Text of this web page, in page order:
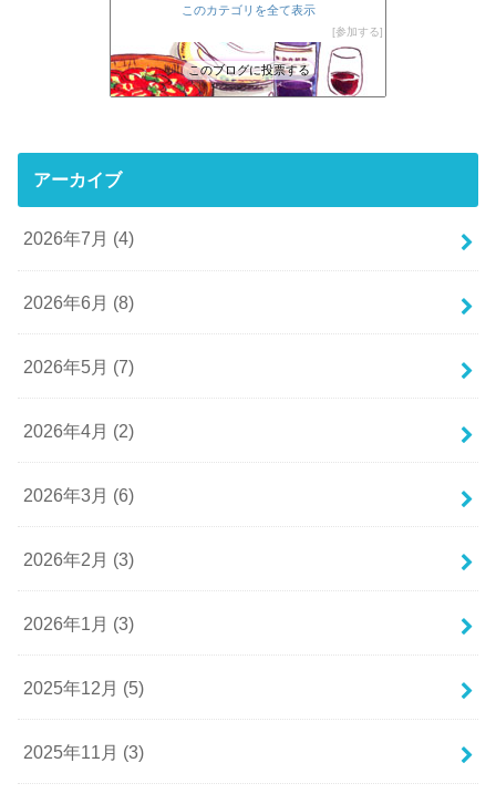
このカテゴリを全て表示
参加する
このブログに投票する
アーカイブ
2026年7月 (4)
2026年6月 (8)
2026年5月 (7)
2026年4月 (2)
2026年3月 (6)
2026年2月 (3)
2026年1月 (3)
2025年12月 (5)
2025年11月 (3)